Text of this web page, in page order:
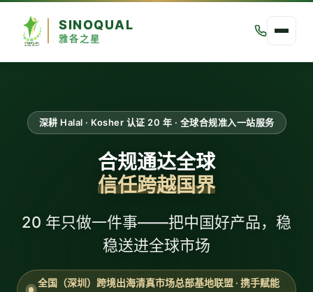
SINOQUAL
雅各之星
深耕 Halal · Kosher 认证 20 年 · 全球合规准入一站服务
合规通达全球
信任跨越国界
20 年只做一件事——把中国好产品，稳
稳送进全球市场
全国（深圳）跨境出海清真市场总部基地联盟 · 携手赋能